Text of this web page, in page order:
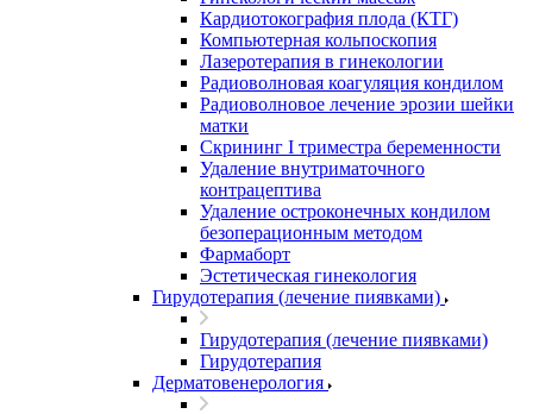
Кардиотокография плода (КТГ)
Компьютерная кольпоскопия
Лазеротерапия в гинекологии
Радиоволновая коагуляция кондилом
Радиоволновое лечение эрозии шейки
матки
Скрининг I триместра беременности
Удаление внутриматочного
контрацептива
Удаление остроконечных кондилом
безоперационным методом
Фармаборт
Эстетическая гинекология
Гирудотерапия (лечение пиявками)
Гирудотерапия (лечение пиявками)
Гирудотерапия
Дерматовенерология